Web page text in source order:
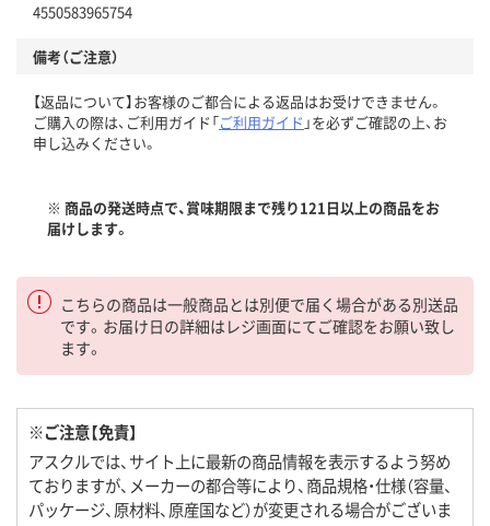
4550583965754
備考（ご注意）
【返品について】お客様のご都合による返品はお受けできません。
ご購入の際は、ご利用ガイド「ご利用ガイド 」を必ずご確認の上、お
申し込みください。
※ 商品の発送時点で、賞味期限まで残り121日以上の商品をお
届けします。
こちらの商品は一般商品とは別便で届く場合がある別送品
です。お届け日の詳細はレジ画面にてご確認をお願い致し
ます。
※ご注意【免責】
アスクルでは、サイト上に最新の商品情報を表示するよう努め
ておりますが、メーカーの都合等により、商品規格・仕様（容量、
パッケージ、原材料、原産国など）が変更される場合がございま